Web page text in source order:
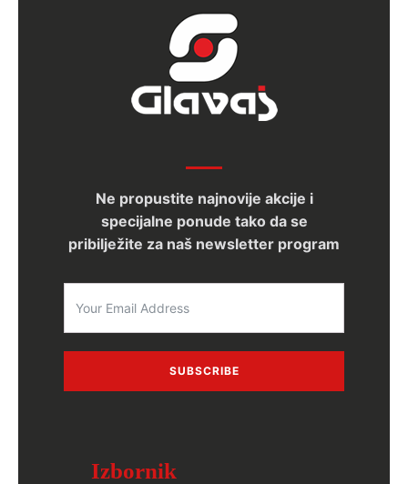
Ne propustite najnovije akcije i
specijalne ponude tako da se
pribilježite za naš newsletter program
SUBSCRIBE
Izbornik